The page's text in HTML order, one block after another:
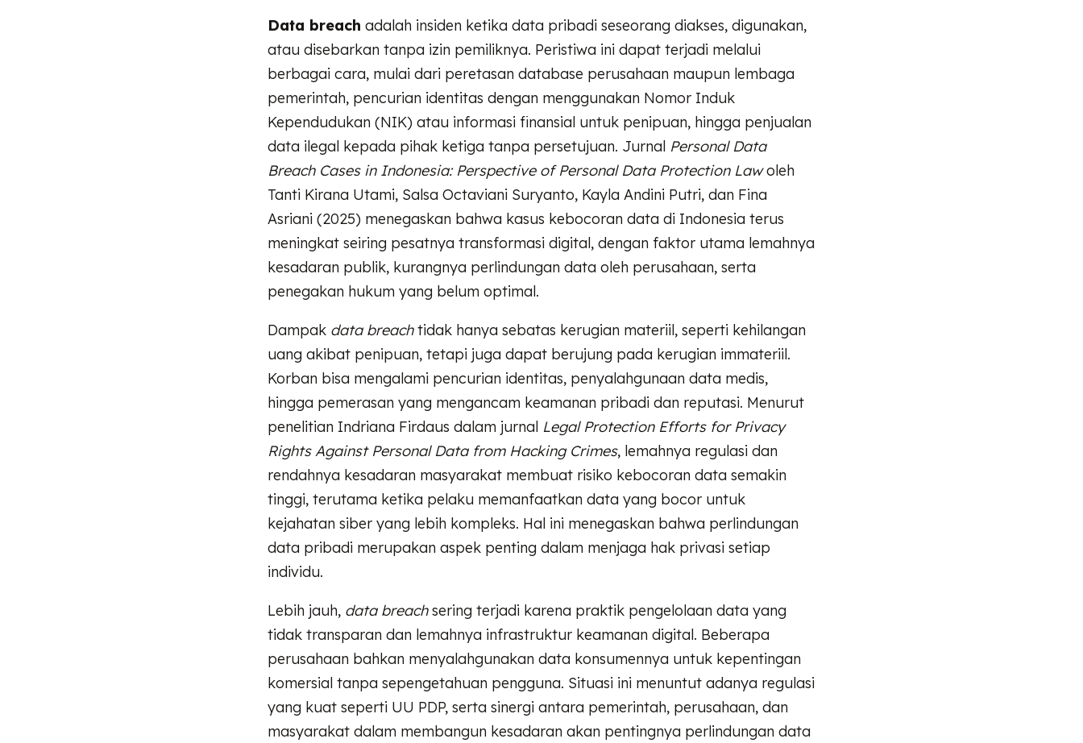
Data breach adalah insiden ketika data pribadi seseorang diakses, digunakan,
atau disebarkan tanpa izin pemiliknya. Peristiwa ini dapat terjadi melalui
berbagai cara, mulai dari peretasan database perusahaan maupun lembaga
pemerintah, pencurian identitas dengan menggunakan Nomor Induk
Kependudukan (NIK) atau informasi finansial untuk penipuan, hingga penjualan
data ilegal kepada pihak ketiga tanpa persetujuan. Jurnal Personal Data
Breach Cases in Indonesia: Perspective of Personal Data Protection Lawoleh
Tanti Kirana Utami, Salsa Octaviani Suryanto, Kayla Andini Putri, dan Fina
Asriani (2025) menegaskan bahwa kasus kebocoran data di Indonesia terus
meningkat seiring pesatnya transformasi digital, dengan faktor utama lemahnya
kesadaran publik, kurangnya perlindungan data oleh perusahaan, serta
penegakan hukum yang belum optimal.
Dampak data breachtidak hanya sebatas kerugian materiil, seperti kehilangan
uang akibat penipuan, tetapi juga dapat berujung pada kerugian immateriil.
Korban bisa mengalami pencurian identitas, penyalahgunaan data medis,
hingga pemerasan yang mengancam keamanan pribadi dan reputasi. Menurut
penelitian Indriana Firdaus dalam jurnal Legal Protection Efforts for Privacy
Rights Against Personal Data from Hacking Crimes, lemahnya regulasi dan
rendahnya kesadaran masyarakat membuat risiko kebocoran data semakin
tinggi, terutama ketika pelaku memanfaatkan data yang bocor untuk
kejahatan siber yang lebih kompleks. Hal ini menegaskan bahwa perlindungan
data pribadi merupakan aspek penting dalam menjaga hak privasi setiap
individu.
Lebih jauh, data breachsering terjadi karena praktik pengelolaan data yang
tidak transparan dan lemahnya infrastruktur keamanan digital. Beberapa
perusahaan bahkan menyalahgunakan data konsumennya untuk kepentingan
komersial tanpa sepengetahuan pengguna. Situasi ini menuntut adanya regulasi
yang kuat seperti UU PDP, serta sinergi antara pemerintah, perusahaan, dan
masyarakat dalam membangun kesadaran akan pentingnya perlindungan data